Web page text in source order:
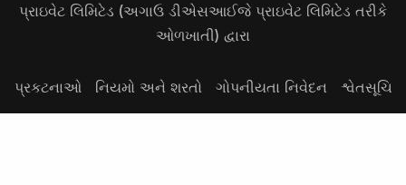
પ્રાઇવેટ લિમિટેડ (અગાઉ ડીએસઆઈજે પ્રાઇવેટ લિમિટેડ તરીકે
ઓળખાતી) દ્વારા
પ્રકટનાઓ નિયમો અને શરતો ગોપનીયતા નિવેદન શ્વેતસૂચિ